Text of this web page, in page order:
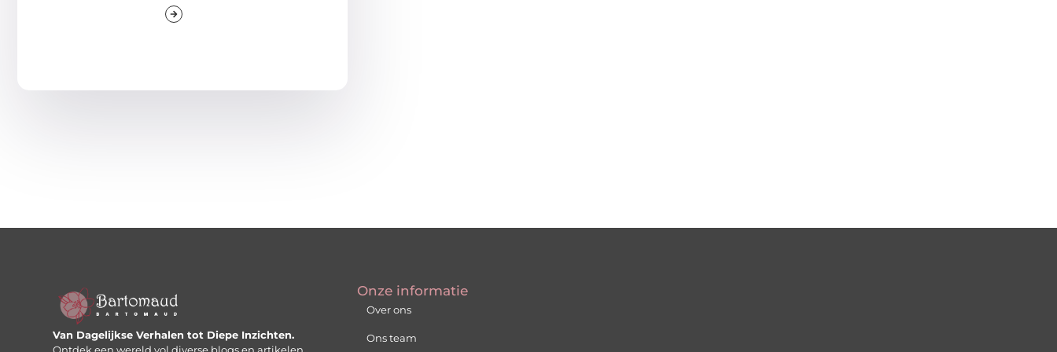
Van Dagelijkse Verhalen tot Diepe Inzichten.
Onze informatie
Over ons
Ons team